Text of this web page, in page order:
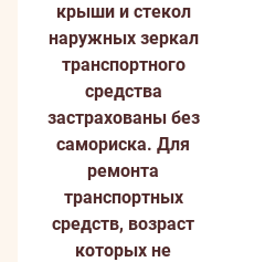
крыши и стекол
наружных зеркал
транспортного
средства
застрахованы без
самориска. Для
ремонта
транспортных
средств, возраст
которых не